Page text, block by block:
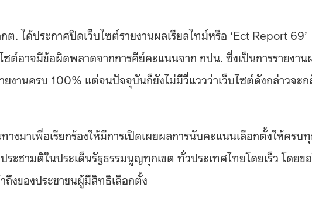
ได้ประกาศปิดเว็บไซต์รายงานผลเรียลไทม์หรือ ‘Ect Report 69’
ซต์อาจมีข้อผิดพลาดจากการคีย์คะแนนจาก กปน. ซึ่งเป็นการรายงาน
งานครบ 100% แต่จนปัจจุบันก็ยังไม่มีวี่แววว่าเว็บไซต์ดังกล่าวจะ
งมาเพื่อเรียกร้องให้มีการเปิดเผยผลการนับคะแนนเลือกตั้งให้ครบ
ระชามติในประเด็นรัฐธรรมนูญทุกเขต ทั่วประเทศไทยโดยเร็ว โดยข
ถึงของประชาชนผู้มีสิทธิเลือกตั้ง